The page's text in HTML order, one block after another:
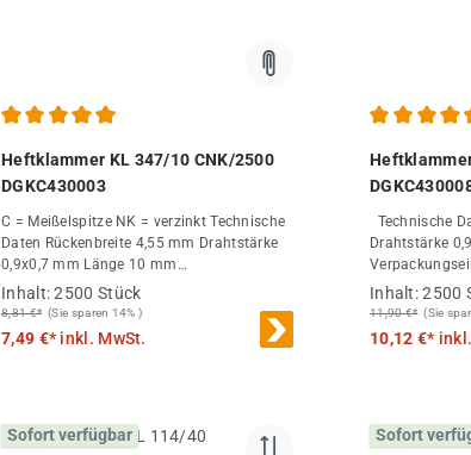
Heftklammer KL 347/10 CNK/2500
DGKC430003
C = Meißelspitze NK = verzinkt Technische
Daten Rückenbreite 4,55 mm Drahtstärke
0,9x0,7 mm Länge 10 mm
Verpackungseinheit 2500 St.
Großabnahme 25000 St.
Inhalt:2500 Stück
8,81 €* (Sie sparen 14% )
7,49 €*inkl. MwSt.
Technische Daten
Drahtstärke 0,9x0,7
Großabnahme
Inhalt:2500
11,90 €* (Sie
10,12 €*
Sofort verfügbar Sofort